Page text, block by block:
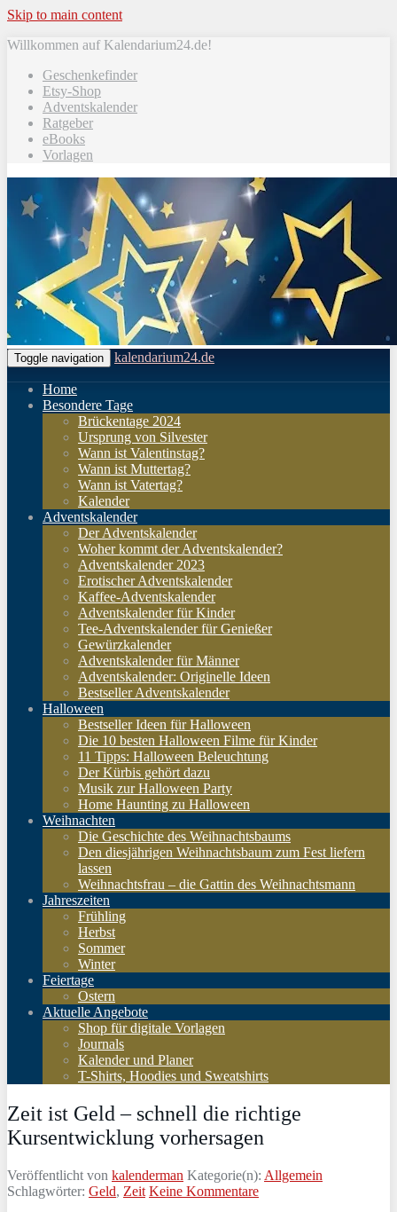
Skip to main content
Willkommen auf Kalendarium24.de!
Geschenkefinder
Etsy-Shop
Adventskalender
Ratgeber
eBooks
Vorlagen
Toggle navigation kalendarium24.de
Home
Besondere Tage
Brückentage 2024
Ursprung von Silvester
Wann ist Valentinstag?
Wann ist Muttertag?
Wann ist Vatertag?
Kalender
Adventskalender
Der Adventskalender
Woher kommt der Adventskalender?
Adventskalender 2023
Erotischer Adventskalender
Kaffee-Adventskalender
Adventskalender für Kinder
Tee-Adventskalender für Genießer
Gewürzkalender
Adventskalender für Männer
Adventskalender: Originelle Ideen
Bestseller Adventskalender
Halloween
Bestseller Ideen für Halloween
Die 10 besten Halloween Filme für Kinder
11 Tipps: Halloween Beleuchtung
Der Kürbis gehört dazu
Musik zur Halloween Party
Home Haunting zu Halloween
Weihnachten
Die Geschichte des Weihnachtsbaums
Den diesjährigen Weihnachtsbaum zum Fest liefern
lassen
Weihnachtsfrau – die Gattin des Weihnachtsmann
Jahreszeiten
Frühling
Herbst
Sommer
Winter
Feiertage
Ostern
Aktuelle Angebote
Shop für digitale Vorlagen
Journals
Kalender und Planer
T-Shirts, Hoodies und Sweatshirts
Zeit ist Geld – schnell die richtige
Kursentwicklung vorhersagen
Veröffentlicht von kalenderman Kategorie(n): Allgemein
Schlagwörter: Geld, Zeit Keine Kommentare